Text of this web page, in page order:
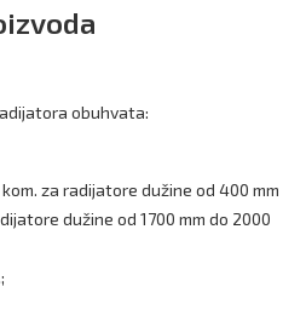
obuhvata:
za radijatore dužine od 400 mm
dužine od 1700 mm do 2000